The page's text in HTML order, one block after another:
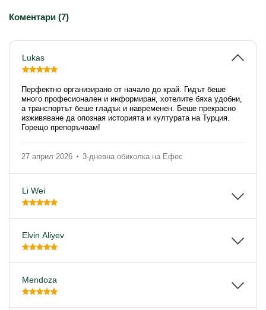
Коментари (7)
Lukas
Перфектно организирано от начало до край. Гидът беше
много професионален и информиран, хотелите бяха удобни,
а транспортът беше гладък и навременен. Беше прекрасно
изживяване да опозная историята и културата на Турция.
Горещо препоръчвам!
27 април 2026 3-дневна обиколка на Ефес
Li Wei
Elvin Aliyev
Mendoza